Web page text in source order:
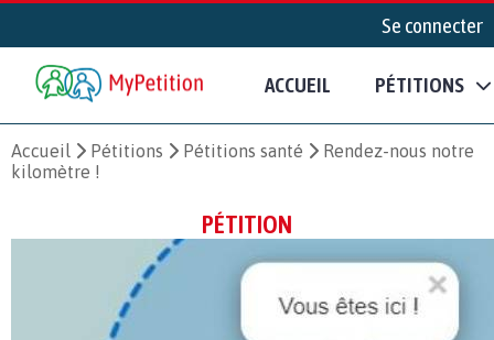
Se connecter
ACCUEIL PÉTITIONS
Accueil Pétitions Pétitions santé
Rendez-nous notre
kilomètre !
PÉTITION